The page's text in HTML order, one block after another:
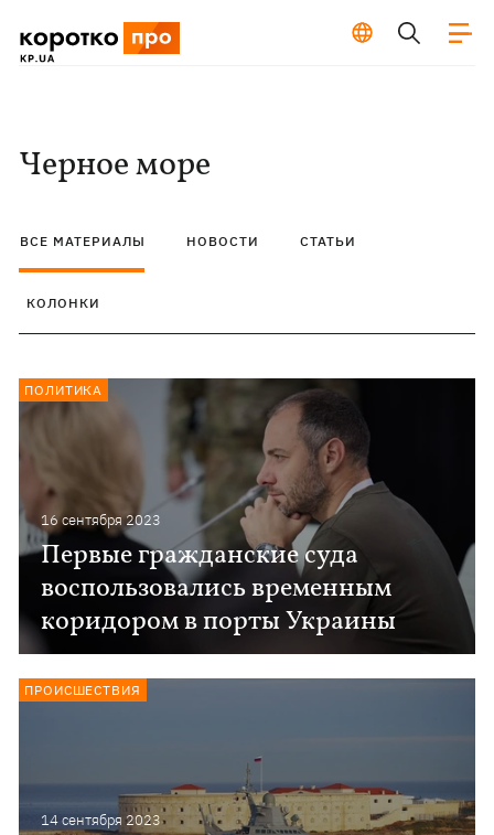
Черное море
ВСЕ МАТЕРИАЛЫ НОВОСТИ СТАТЬИ
КОЛОНКИ
16 сентября 2023
Первые гражданские суда
воспользовались временным
коридором в порты Украины
ПОЛИТИКА
14 сентября 2023
ПРОИСШЕСТВИЯ